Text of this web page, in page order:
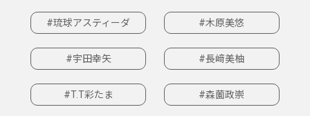
#琉球アスティーダ #木原美悠
#宇田幸矢 #長﨑美柚
#T.T彩たま #森薗政崇